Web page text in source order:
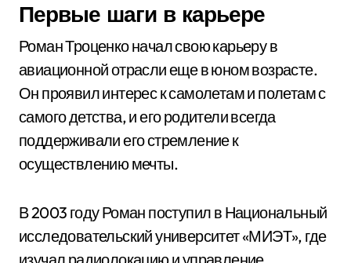
Первые шаги в карьере
Роман Троценко начал свою карьеру в
авиационной отрасли еще в юном возрасте.
Он проявил интерес к самолетам и полетам с
самого детства, и его родители всегда
поддерживали его стремление к
осуществлению мечты.
В 2003 году Роман поступил в Национальный
исследовательский университет «МИЭТ», где